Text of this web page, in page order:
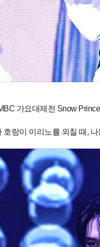
가요대제전 Snow Prince